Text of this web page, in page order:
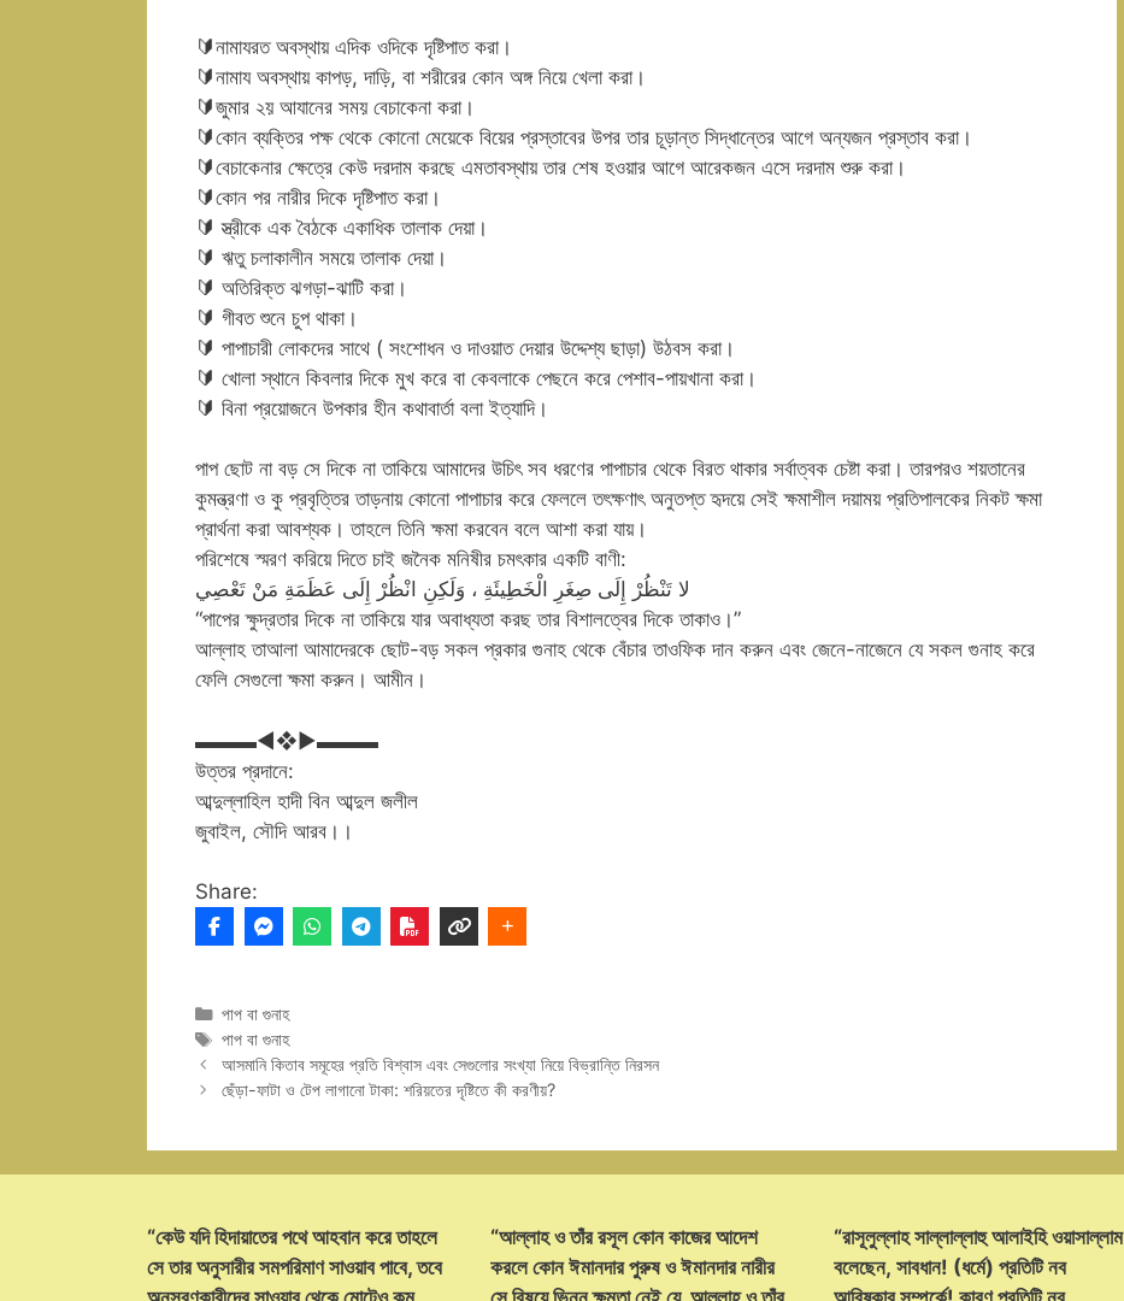
🔰নামাযরত অবস্থায় এদিক ওদিকে দৃষ্টিপাত করা।
🔰নামায অবস্থায় কাপড়, দাড়ি, বা শরীরের কোন অঙ্গ নিয়ে খেলা করা।
🔰জুমার ২য় আযানের সময় বেচাকেনা করা।
🔰কোন ব্যক্তির পক্ষ থেকে কোনো মেয়েকে বিয়ের প্রস্তাবের উপর তার চূড়ান্ত সিদ্ধান্তের আগে অন্যজন প্রস্তাব করা।
🔰বেচাকেনার ক্ষেত্রে কেউ দরদাম করছে এমতাবস্থায় তার শেষ হওয়ার আগে আরেকজন এসে দরদাম শুরু করা।
🔰কোন পর নারীর দিকে দৃষ্টিপাত করা।
🔰 স্ত্রীকে এক বৈঠকে একাধিক তালাক দেয়া।
🔰 ঋতু চলাকালীন সময়ে তালাক দেয়া।
🔰 অতিরিক্ত ঝগড়া-ঝাটি করা।
🔰 গীবত শুনে চুপ থাকা।
🔰 পাপাচারী লোকদের সাথে ( সংশোধন ও দাওয়াত দেয়ার উদ্দেশ্য ছাড়া) উঠবস করা।
🔰 খোলা স্থানে কিবলার দিকে মুখ করে বা কেবলাকে পেছনে করে পেশাব-পায়খানা করা।
🔰 বিনা প্রয়োজনে উপকার হীন কথাবার্তা বলা ইত্যাদি।
পাপ ছোট না বড় সে দিকে না তাকিয়ে আমাদের উচিৎ সব ধরণের পাপাচার থেকে বিরত থাকার সর্বাত্বক চেষ্টা করা। তারপরও শয়তানের
কুমন্ত্রণা ও কু প্রবৃত্তির তাড়নায় কোনো পাপাচার করে ফেললে তৎক্ষণাৎ অনুতপ্ত হৃদয়ে সেই ক্ষমাশীল দয়াময় প্রতিপালকের নিকট ক্ষমা
প্রার্থনা করা আবশ্যক। তাহলে তিনি ক্ষমা করবেন বলে আশা করা যায়।
পরিশেষে স্মরণ করিয়ে দিতে চাই জনৈক মনিষীর চমৎকার একটি বাণী:
لا تَنْظُرْ إِلَى صِغَرِ الْخَطِيئَةِ ، وَلَكِنِ انْظُرْ إِلَى عَظَمَةِ مَنْ تَعْصِي
“পাপের ক্ষুদ্রতার দিকে না তাকিয়ে যার অবাধ্যতা করছ তার বিশালত্বের দিকে তাকাও।”
আল্লাহ তাআলা আমাদেরকে ছোট-বড় সকল প্রকার গুনাহ থেকে বেঁচার তাওফিক দান করুন এবং জেনে-নাজেনে যে সকল গুনাহ করে
ফেলি সেগুলো ক্ষমা করুন। আমীন।
▬▬▬◄❖►▬▬▬
উত্তর প্রদানে:
আব্দুল্লাহিল হাদী বিন আব্দুল জলীল
জুবাইল, সৌদি আরব।।
Share:
Categories
পাপ বা গুনাহ
Tags
পাপ বা গুনাহ
আসমানি কিতাব সমূহের প্রতি বিশ্বাস এবং সেগুলোর সংখ্যা নিয়ে বিভ্রান্তি নিরসন
ছেঁড়া-ফাটা ও টেপ লাগানো টাকা: শরিয়তের দৃষ্টিতে কী করণীয়?
“কেউ যদি হিদায়াতের পথে আহবান করে তাহলে
সে তার অনুসারীর সমপরিমাণ সাওয়াব পাবে, তবে
“আল্লাহ ও তাঁর রসূল কোন কাজের আদেশ
করলে কোন ঈমানদার পুরুষ ও ঈমানদার নারীর
“রাসূলুল্লাহ সাল্লাল্লাহু আলাইহি ওয়াসাল্লাম
বলেছেন, সাবধান! (ধর্মে) প্রতিটি নব